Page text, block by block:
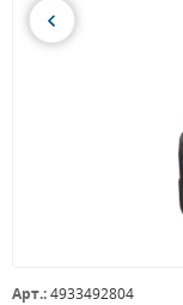
Арт.:4933492804